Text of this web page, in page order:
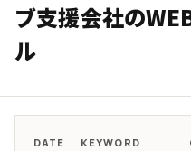
ブ支援会社の
ル
DATE KEYWORD